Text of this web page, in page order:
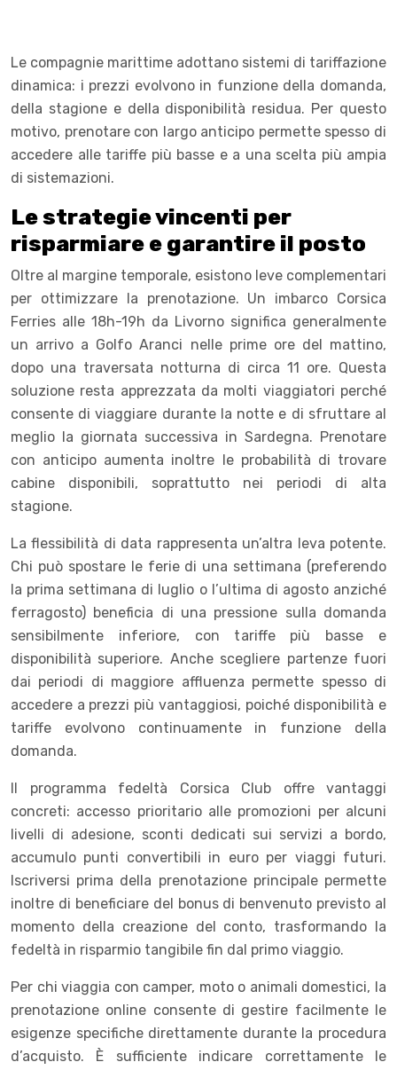
Le compagnie marittime adottano sistemi di tariffazione
dinamica: i prezzi evolvono in funzione della domanda,
della stagione e della disponibilità residua. Per questo
motivo, prenotare con largo anticipo permette spesso di
accedere alle tariffe più basse e a una scelta più ampia
di sistemazioni.
Le strategie vincenti per
risparmiare e garantire il posto
Oltre al margine temporale, esistono leve complementari
per ottimizzare la prenotazione. Un imbarco Corsica
Ferries alle 18h-19h da Livorno significa generalmente
un arrivo a Golfo Aranci nelle prime ore del mattino,
dopo una traversata notturna di circa 11 ore. Questa
soluzione resta apprezzata da molti viaggiatori perché
consente di viaggiare durante la notte e di sfruttare al
meglio la giornata successiva in Sardegna. Prenotare
con anticipo aumenta inoltre le probabilità di trovare
cabine disponibili, soprattutto nei periodi di alta
stagione.
La flessibilità di data rappresenta un’altra leva potente.
Chi può spostare le ferie di una settimana (preferendo
la prima settimana di luglio o l’ultima di agosto anziché
ferragosto) beneficia di una pressione sulla domanda
sensibilmente inferiore, con tariffe più basse e
disponibilità superiore. Anche scegliere partenze fuori
dai periodi di maggiore affluenza permette spesso di
accedere a prezzi più vantaggiosi, poiché disponibilità e
tariffe evolvono continuamente in funzione della
domanda.
Il programma fedeltà Corsica Club offre vantaggi
concreti: accesso prioritario alle promozioni per alcuni
livelli di adesione, sconti dedicati sui servizi a bordo,
accumulo punti convertibili in euro per viaggi futuri.
Iscriversi prima della prenotazione principale permette
inoltre di beneficiare del bonus di benvenuto previsto al
momento della creazione del conto, trasformando la
fedeltà in risparmio tangibile fin dal primo viaggio.
Per chi viaggia con camper, moto o animali domestici, la
prenotazione online consente di gestire facilmente le
esigenze specifiche direttamente durante la procedura
d’acquisto. È sufficiente indicare correttamente le